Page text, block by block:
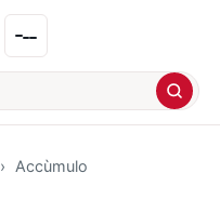
Accùmulo